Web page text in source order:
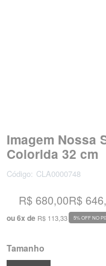
Imagem Nossa
Colorida 32 cm
Código: CLA0000748
R$ 680,00
ou6x de R$ 113,33
R$
5% OFF NO
Tamanho